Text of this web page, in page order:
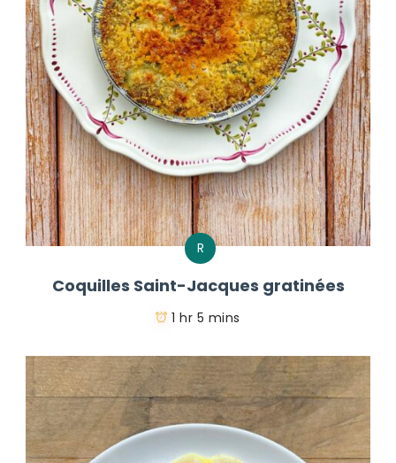
R
Coquilles Saint-Jacques gratinées
1 hr 5 mins